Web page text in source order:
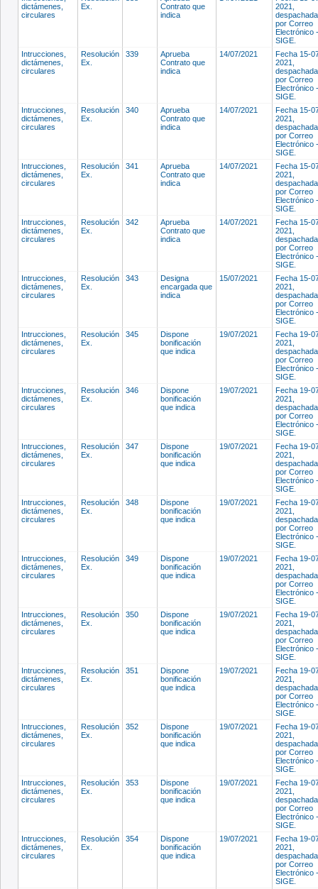
dictámenes,
circulares
Ex.
Contrato que
indica
2021,
despachada
por Correo
Electrónico -
SIGE.
Intrucciones,
dictámenes,
circulares
Resolución
Ex.
339
Aprueba
Contrato que
indica
14/07/2021
Fecha 15-
2021,
despachada
por Correo
Electrónico -
SIGE.
Intrucciones,
dictámenes,
circulares
Resolución
Ex.
340
Aprueba
Contrato que
indica
14/07/2021
Fecha 15-
2021,
despachada
por Correo
Electrónico -
SIGE.
Intrucciones,
dictámenes,
circulares
Resolución
Ex.
341
Aprueba
Contrato que
indica
14/07/2021
Fecha 15-
2021,
despachada
por Correo
Electrónico -
SIGE.
Intrucciones,
dictámenes,
circulares
Resolución
Ex.
342
Aprueba
Contrato que
indica
14/07/2021
Fecha 15-
2021,
despachada
por Correo
Electrónico -
SIGE.
Intrucciones,
dictámenes,
circulares
Resolución
Ex.
343
Designa
encargada que
indica
15/07/2021
Fecha 15-
2021,
despachada
por Correo
Electrónico -
SIGE.
Intrucciones,
dictámenes,
circulares
Resolución
Ex.
345
Dispone
bonificación
que indica
19/07/2021
Fecha 19-
2021,
despachada
por Correo
Electrónico -
SIGE.
Intrucciones,
dictámenes,
circulares
Resolución
Ex.
346
Dispone
bonificación
que indica
19/07/2021
Fecha 19-
2021,
despachada
por Correo
Electrónico -
SIGE.
Intrucciones,
dictámenes,
circulares
Resolución
Ex.
347
Dispone
bonificación
que indica
19/07/2021
Fecha 19-
2021,
despachada
por Correo
Electrónico -
SIGE.
Intrucciones,
dictámenes,
circulares
Resolución
Ex.
348
Dispone
bonificación
que indica
19/07/2021
Fecha 19-
2021,
despachada
por Correo
Electrónico -
SIGE.
Intrucciones,
dictámenes,
circulares
Resolución
Ex.
349
Dispone
bonificación
que indica
19/07/2021
Fecha 19-
2021,
despachada
por Correo
Electrónico -
SIGE.
Intrucciones,
dictámenes,
circulares
Resolución
Ex.
350
Dispone
bonificación
que indica
19/07/2021
Fecha 19-
2021,
despachada
por Correo
Electrónico -
SIGE.
Intrucciones,
dictámenes,
circulares
Resolución
Ex.
351
Dispone
bonificación
que indica
19/07/2021
Fecha 19-
2021,
despachada
por Correo
Electrónico -
SIGE.
Intrucciones,
dictámenes,
circulares
Resolución
Ex.
352
Dispone
bonificación
que indica
19/07/2021
Fecha 19-
2021,
despachada
por Correo
Electrónico -
SIGE.
Intrucciones,
dictámenes,
circulares
Resolución
Ex.
353
Dispone
bonificación
que indica
19/07/2021
Fecha 19-
2021,
despachada
por Correo
Electrónico -
SIGE.
Intrucciones,
dictámenes,
circulares
Resolución
Ex.
354
Dispone
bonificación
que indica
19/07/2021
Fecha 19-
2021,
despachada
por Correo
Electrónico -
SIGE.